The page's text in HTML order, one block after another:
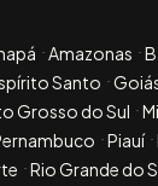
Amazonas
Santo
Grosso do Sul
Piauí
Rio Grande do